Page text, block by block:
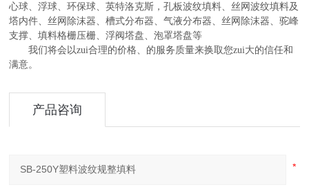
心球、浮球、环保球、英特洛克斯，孔板波纹填料、丝网波纹填料及
塔内件、丝网除沫器、槽式分布器、气液分布器、丝网除沫器、驼峰
支撑、填料格栅压栅、浮阀塔盘、泡罩塔盘等
我们将会以zui合理的价格、的服务质量来换取您zui大的信任和
满意。
产品咨询